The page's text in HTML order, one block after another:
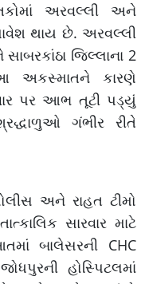
અરવલ્લી અને
થાય છે. અરવલ્લી
જિલ્લાના 2
અકસ્માતને કારણે
પર આભ તૂટી પડ્યું
ગંભીર રીતે
અને રાહત ટીમો
સારવાર માટે
બાલેસરની CHC
હોસ્પિટલમાં